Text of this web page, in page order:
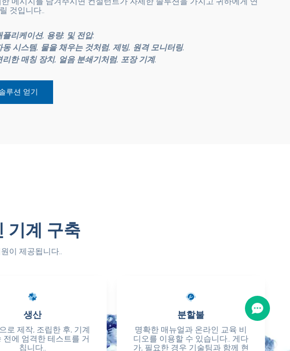
것입니다..
플리케이션, 용량, 및 전압.
동 시스템, 물을 채우는 것처럼, 제빙, 원격 모니터링.
리한 매칭 장치, 얼음 분쇄기처럼, 포장 기계.
루션 얻기
기계 구축
이 제공됩니다..
생산
로 제작, 조립한 후, 기계
전에 엄격한 테스트를 거
칩니다..
생산
로 제작, 조립한 후, 기계
전에 엄격한 테스트를 거
칩니다..
분할불
명확한 매뉴얼과 온라인 교육 비
디오를 이용할 수 있습니다.. 게다
가, 필요한 경우 기술팀과 함께 현
분할불
명확한 매뉴얼과 온라인 교육 비
디오를 이용할 수 있습니다.. 게다
가, 필요한 경우 기술팀과 함께 현